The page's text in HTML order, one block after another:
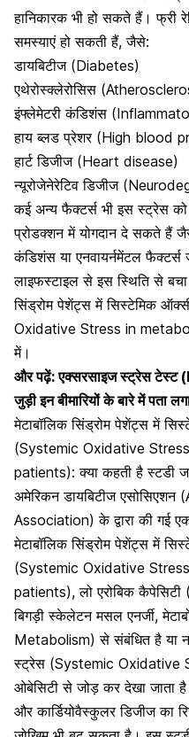
हानिकारक भी हो सकते हैं।
समस्याएं हो सकती हैं, जैसे:
डायबिटीज (Diabetes)
एथेरोस्क्लेरोसिस
इंफ्लेमेटरी कंडिशंस
हाय ब्लड प्रेशर (High blood
हार्ट डिजीज (Heart disease)
न्यूरोजेनेरेटिव डिजीज
कई अन्य फैक्टर्स भी इस स्ट्रेस
प्रोडक्शन में योगदान दे सकते हैं
कंडिशंस या एनवायर्नमेंटल
लाइफस्टाइल से इस स्थिति से
सिंड्रोम पेशेंट्स में सिस्टेमिक
Oxidative Stress in
में।
और पढ़ें:एक्सरसाइज स्ट्रेस
जुड़ी इन बीमारियों के बारे में पता
मेटाबॉलिक सिंड्रोम पेशेंट्स में
(Systemic Oxidative
patients): क्या कहती है स्टडी
अमेरिकन डायबिटीज
Association) के द्वारा की गई
मेटाबॉलिक सिंड्रोम पेशेंट्स में
(Systemic Oxidative
patients),लो एरोबिक
बिगड़ी स्केलेटन मसल एनर्जी,
Metabolism) से संबंधित है या
स्ट्रेस (Systemic Oxidative
ओबेसिटी से जोड़ कर देखा
और कार्डियोवैस्कुलर डिजीजका